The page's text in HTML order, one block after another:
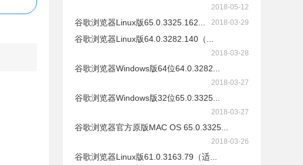
代表
2021-
2018-05-12
谷歌浏览器Linux版65.0.3325.162... 2018-03-29
谷歌浏览器Linux版64.0.3282.140（...
2018-03-28
谷歌浏览器Windows版64位64.0.3282...
2018-03-27
谷歌浏览器Windows版32位65.0.3325...
2018-03-27
谷歌浏览器官方原版MAC OS 65.0.3325...
2018-03-26
谷歌浏览器Linux版61.0.3163.79（适...